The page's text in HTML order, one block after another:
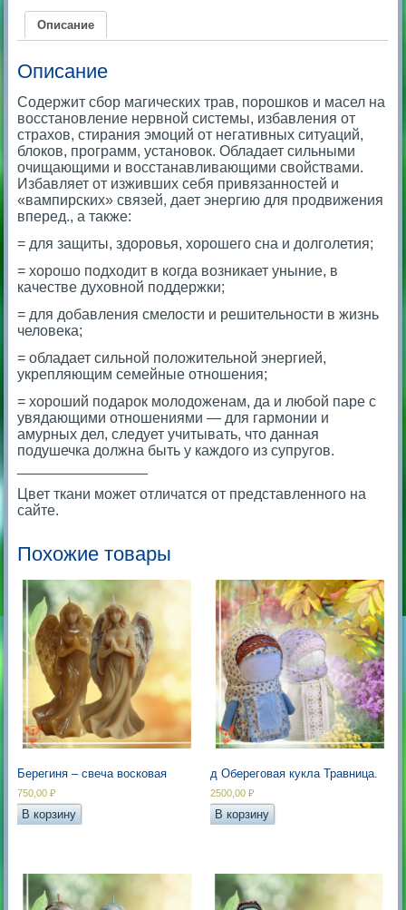
ЛаВеля
Описание
Описание
Содержит сбор магических трав, порошков и масел на
восстановление нервной системы, избавления от
страхов, стирания эмоций от негативных ситуаций,
блоков, программ, установок. Обладает сильными
очищающими и восстанавливающими свойствами.
Избавляет от изживших себя привязанностей и
«вампирских» связей, дает энергию для продвижения
вперед., а также:
= для защиты, здоровья, хорошего сна и долголетия;
= хорошо подходит в когда возникает уныние, в
качестве духовной поддержки;
= для добавления смелости и решительности в жизнь
человека;
= обладает сильной положительной энергией,
укрепляющим семейные отношения;
= хороший подарок молодоженам, да и любой паре с
увядающими отношениями — для гармонии и
амурных дел, следует учитывать, что данная
подушечка должна быть у каждого из супругов.
Цвет ткани может отличатся от представленного на
сайте.
Похожие товары
Берегиня – свеча восковая
750,00₽
В корзину
д Обереговая кукла Травница.
2500,00₽
В корзину